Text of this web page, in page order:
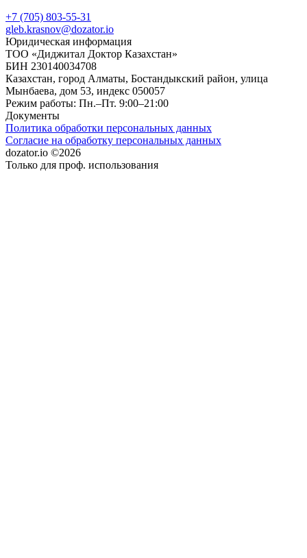
+7 (705) 803-55-31
gleb.krasnov@dozator.io
Юридическая информация
ТОО «Диджитал Доктор Казахстан»
БИН 230140034708
Казахстан, город Алматы, Бостандыкский район, улица
Мынбаева, дом 53, индекс 050057
Режим работы: Пн.–Пт. 9:00–21:00
Документы
Политика обработки персональных данных
Согласие на обработку персональных данных
dozator.io ©2026
Только для проф. использования